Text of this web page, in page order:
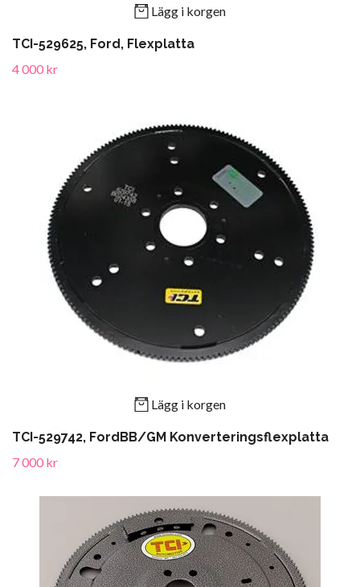
Lägg i korgen
TCI-529625, Ford, Flexplatta
4 000 kr
Lägg i korgen
TCI-529742, FordBB/GM Konverteringsflexplatta
7 000 kr